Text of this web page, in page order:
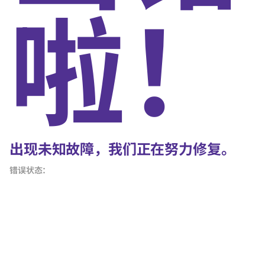
啦！
出现未知故障，我们正在努力修复。
错误状态：